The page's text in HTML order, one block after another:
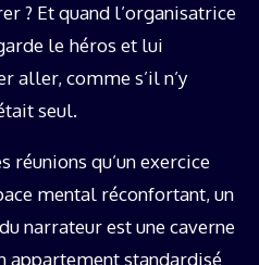
? Et quand l’organisatrice
le héros et lui
aller, comme s’il n’y
seul.
réunions qu’un exercice
mental réconfortant, un
narrateur est une caverne
appartement standardisé